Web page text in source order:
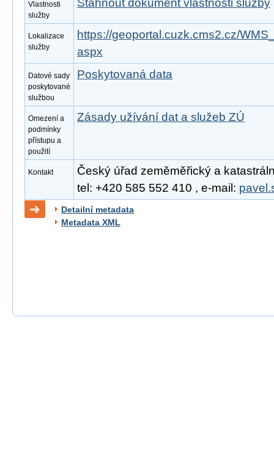
Vlastnosti
služby
Stáhnout dokument vlastnosti služby
Lokalizace
služby
https://geoportal.cuzk.cms2.cz/
aspx
Datové sady
poskytované
službou
Poskytovaná data
Omezení a
podmínky
přístupu a
použití
Zásady užívání dat a služeb ZÚ
Kontakt
Český úřad zeměměřický a
tel: +420 585 552 410 , e-mail:
Detailní metadata
Metadata XML